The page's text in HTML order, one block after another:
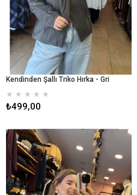
Kendinden Şallı Triko Hırka - Gri
★ ★ ★ ★ ★
₺499,00